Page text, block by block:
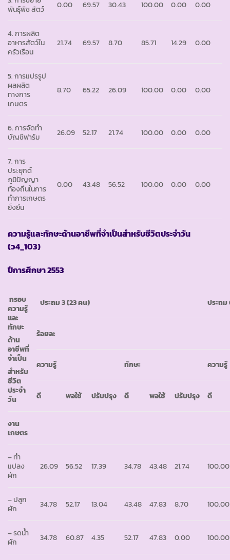
พันธุ์พืช สัตว์
0.00 69.57 30.43 100.00 0.00 0.00
4. การผลิต
อาหารสัตว์ใน
ครัวเรือน
21.74 69.57 8.70 85.71 14.29 0.00
5. การแปรรูป
ผลผลิต
ทางการ
เกษตร
8.70 65.22 26.09 100.00 0.00 0.00
6. การจัดทำ
บัญชีฟาร์ม
26.09 52.17 21.74 100.00 0.00 0.00
7. การ
ประยุกต์
ภูมิปัญญา
ท้องถิ่นในการ
ทำการเกษตร
ยั่งยืน
0.00 43.48 56.52 100.00 0.00 0.00
ความรู้และทักษะด้านอาชีพที่จำเป็นสำหรับชีวิตประจำวัน
(ว4_103)
ปีการศึกษา2553
กรอบ
ความรู้
และ
ทักษะ
ด้าน
อาชีพที่
จำเป็น
สำหรับ
ชีวิต
ประจำ
วัน
ประถม 3(23 คน) ประถม
ร้อยละ
ความรู้ ทักษะ ความรู้
ดี พอใช้ ปรับปรุง ดี พอใช้ ปรับปรุง ดี
งาน
เกษตร
– ทำ
แปลง
ผัก
26.09 56.52 17.39 34.78 43.48 21.74 100.00
– ปลูก
ผัก
34.78 52.17 13.04 43.48 47.83 8.70 100.00
– รดน้ำ
ผัก
34.78 60.87 4.35 52.17 47.83 0.00 100.00